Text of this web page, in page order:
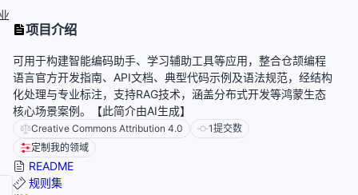
项目介绍
可用于构建智能编码助手、学习辅助工具等应用，整合仓颉编程
语言官方开发指南、API文档、典型代码示例及语法规范，经结构
化处理与专业标注，支持RAG技术，涵盖分布式开发等鸿蒙生态
核心场景案例。【此简介由AI生成】
Creative Commons Attribution 4.0 1提交数
定制我的领域
README
规则集